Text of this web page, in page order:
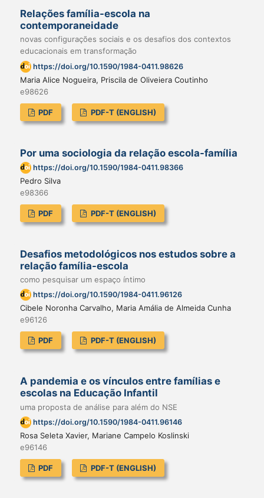
Relações família-escola na
contemporaneidade
novas configurações sociais e os desafios dos contextos
educacionais em transformação
https://doi.org/10.1590/1984-0411.98626
Maria Alice Nogueira, Priscila de Oliveiera Coutinho
e98626
PDF PDF-T (ENGLISH)
Por uma sociologia da relação escola-família
https://doi.org/10.1590/1984-0411.98366
Pedro Silva
e98366
PDF PDF-T (ENGLISH)
Desafios metodológicos nos estudos sobre a
relação família-escola
como pesquisar um espaço íntimo
https://doi.org/10.1590/1984-0411.96126
Cibele Noronha Carvalho, Maria Amália de Almeida Cunha
e96126
PDF PDF-T (ENGLISH)
A pandemia e os vínculos entre famílias e
escolas na Educação Infantil
uma proposta de análise para além do NSE
https://doi.org/10.1590/1984-0411.96146
Rosa Seleta Xavier, Mariane Campelo Koslinski
e96146
PDF PDF-T (ENGLISH)